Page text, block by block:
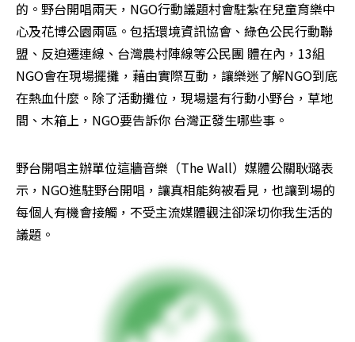
的。野台開唱兩天，NGO行動議題村會駐紮在兒童育樂中
心及花博公園兩區。包括環境資訊協會、綠色公民行動聯
盟、反迫遷連線、台灣農村陣線等公民團 體在內，13組
NGO會在現場擺攤，藉由實際互動，讓樂迷了解NGO到底
在熱血什麼。除了活動攤位，現場還有行動小野台，草地
間、木箱上，NGO要告訴你 台灣正發生哪些事。
野台開唱主辦單位這牆音樂（The Wall）媒體公關耿璐表
示，NGO進駐野台開唱，讓真相能夠被看見，也讓到場的
每個人有機會接觸，不受主流媒體觀注卻深切你我生活的
議題。